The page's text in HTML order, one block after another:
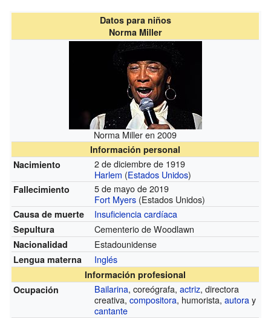
Datos para niños
Norma Miller
Norma Miller en 2009
Información personal
Nacimiento
2 de diciembre de 1919
Harlem (Estados Unidos)
Fallecimiento
5 de mayo de 2019
Fort Myers (Estados Unidos)
Causa de muerte Insuficiencia cardíaca
Sepultura Cementerio de Woodlawn
Nacionalidad Estadounidense
Lengua materna Inglés
Información profesional
Ocupación
Bailarina, coreógrafa,actriz, directora
creativa,compositora, humorista,autoray
cantante